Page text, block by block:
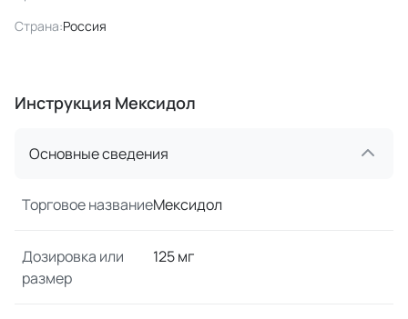
Страна:Россия
Инструкция Мексидол
Основные сведения
Торговое названиеМексидол
Дозировка или
размер
125 мг